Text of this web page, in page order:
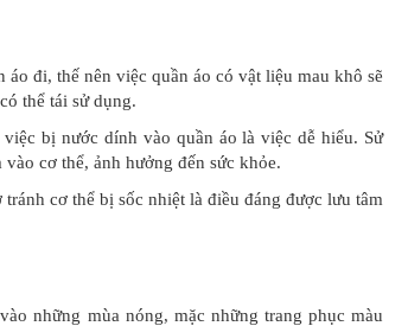
đi, thế nên việc quần áo có vật liệu mau khô sẽ
thể tái sử dụng.
bị nước dính vào quần áo là việc dễ hiểu. Sử
cơ thể, ảnh hưởng đến sức khỏe.
cơ thể bị sốc nhiệt là điều đáng được lưu tâm
những mùa nóng, mặc những trang phục màu